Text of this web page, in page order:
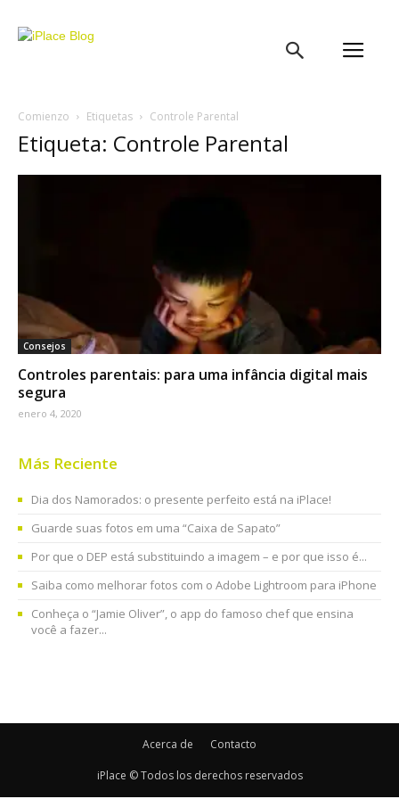
Comienzo Etiquetas Controle Parental
Etiqueta: Controle Parental
Consejos
Controles parentais: para uma infância digital mais
segura
enero 4, 2020
Más Reciente
Dia dos Namorados: o presente perfeito está na iPlace!
Guarde suas fotos em uma “Caixa de Sapato”
Por que o DEP está substituindo a imagem – e por que isso é...
Saiba como melhorar fotos com o Adobe Lightroom para iPhone
Conheça o “Jamie Oliver”, o app do famoso chef que ensina
você a fazer...
Acerca de Contacto
iPlace © Todos los derechos reservados